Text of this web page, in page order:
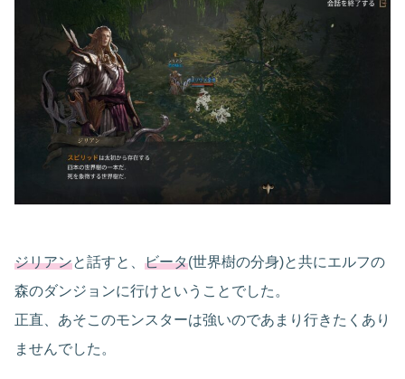
ジリアンと話すと、 ビータ(世界樹の分身)と共にエルフの
森のダンジョンに行けということでした。
正直、あそこのモンスターは強いのであまり行きたくあり
ませんでした。